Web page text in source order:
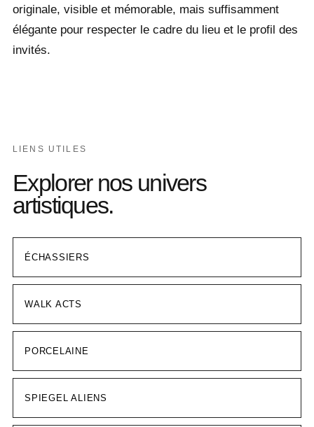
originale, visible et mémorable, mais suffisamment
élégante pour respecter le cadre du lieu et le profil des
invités.
LIENS UTILES
Explorer nos univers
artistiques.
ÉCHASSIERS
WALK ACTS
PORCELAINE
SPIEGEL ALIENS